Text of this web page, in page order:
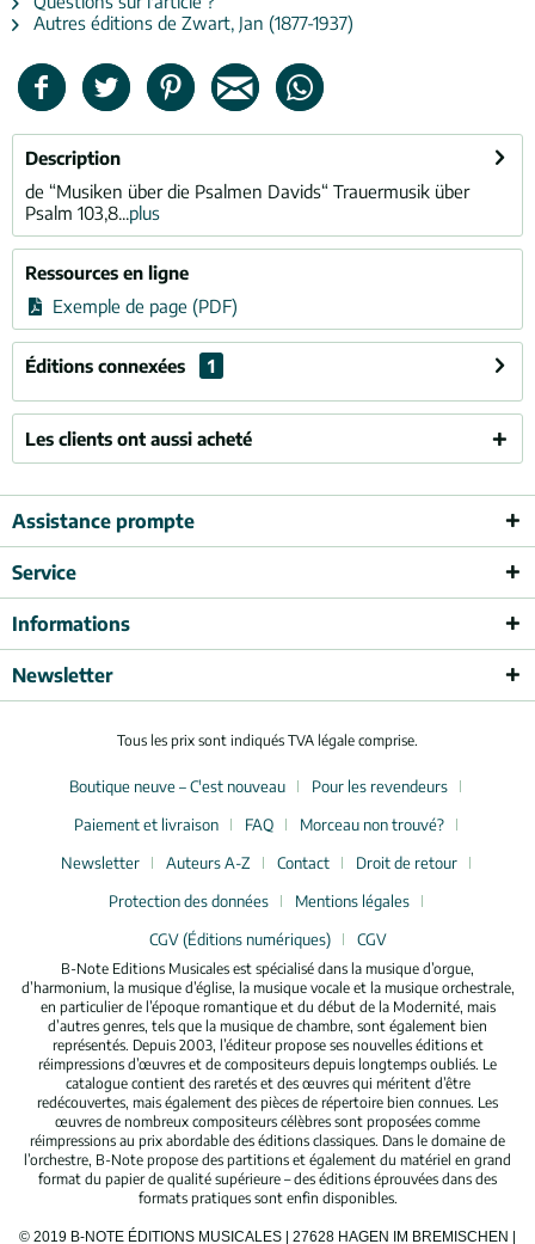
Autres éditions de Zwart, Jan (1877-1937)
Description
de “Musiken über die Psalmen Davids“ Trauermusik über
Psalm 103,8...plus
Ressources en ligne
Exemple de page (PDF)
Éditions connexées 1
Les clients ont aussi acheté
Assistance prompte
Service
Informations
Newsletter
Tous les prix sont indiqués TVA légale comprise.
Boutique neuve – C'est nouveau
Pour les revendeurs
Paiement et livraison
FAQ
Morceau non trouvé?
Newsletter
Auteurs A-Z Contact
Droit de retour
Protection des données
Mentions légales
CGV (Éditions numériques)
CGV
B-Note Editions Musicales est spécialisé dans la musique d’orgue,
d’harmonium, la musique d’église, la musique vocale et la musique orchestrale,
en particulier de l’époque romantique et du début de la Modernité, mais
d’autres genres, tels que la musique de chambre, sont également bien
représentés. Depuis 2003, l’éditeur propose ses nouvelles éditions et
réimpressions d’œuvres et de compositeurs depuis longtemps oubliés. Le
catalogue contient des raretés et des œuvres qui méritent d’être
redécouvertes, mais également des pièces de répertoire bien connues. Les
œuvres de nombreux compositeurs célèbres sont proposées comme
réimpressions au prix abordable des éditions classiques. Dans le domaine de
l’orchestre, B-Note propose des partitions et également du matériel en grand
format du papier de qualité supérieure – des éditions éprouvées dans des
formats pratiques sont enfin disponibles.
© 2019 B-NOTE ÉDITIONS MUSICALES | 27628 HAGEN IM BREMISCHEN |